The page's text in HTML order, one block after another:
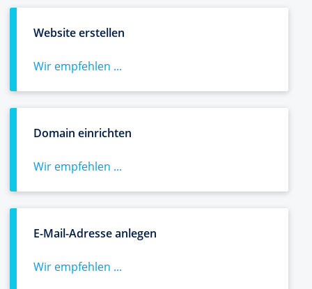
Website erstellen
Wir empfehlen ...
Domain einrichten
Wir empfehlen ...
E-Mail-Adresse anlegen
Wir empfehlen ...